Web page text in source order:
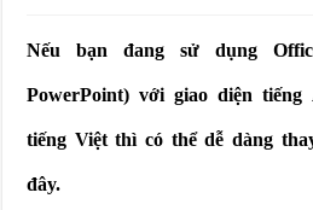
Nếu bạn đang sử dụng
PowerPoint) với giao diện
tiếng Việt thì có thể dễ dàng
đây.